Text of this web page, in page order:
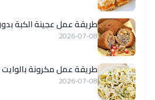
طريقة عمل عجينة الكبة
2026-07-08
طريقة عمل مكرونة
2026-07-08